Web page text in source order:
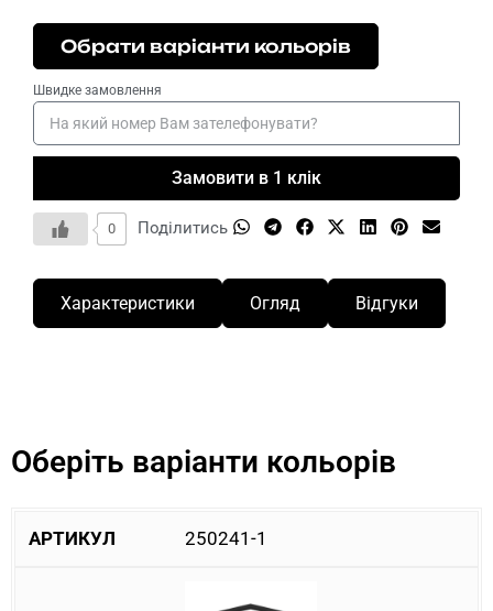
Обрати варіанти кольорів
Швидке замовлення
Замовити в 1 клік
0 Поділитись
Характеристики Огляд Відгуки
Оберіть варіанти кольорів
250241-1